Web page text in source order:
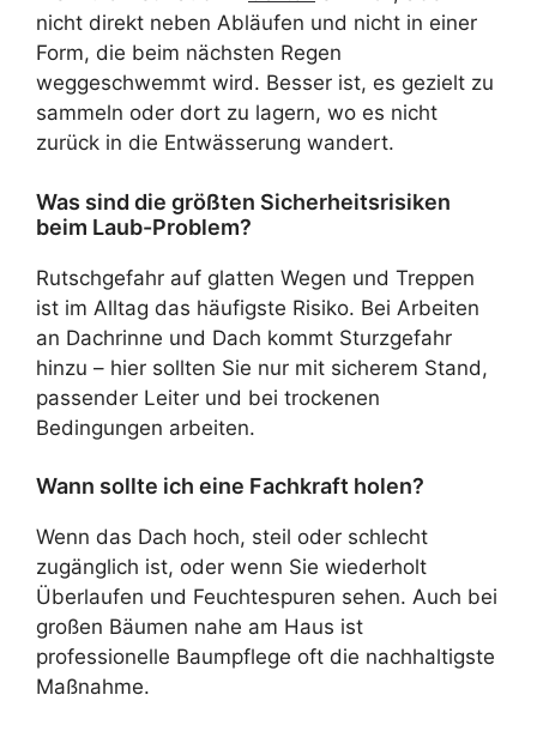
nicht direkt neben Abläufen und nicht in einer
Form, die beim nächsten Regen
weggeschwemmt wird. Besser ist, es gezielt zu
sammeln oder dort zu lagern, wo es nicht
zurück in die Entwässerung wandert.
Was sind die größten Sicherheitsrisiken
beim Laub-Problem?
Rutschgefahr auf glatten Wegen und Treppen
ist im Alltag das häufigste Risiko. Bei Arbeiten
an Dachrinne und Dach kommt Sturzgefahr
hinzu – hier sollten Sie nur mit sicherem Stand,
passender Leiter und bei trockenen
Bedingungen arbeiten.
Wann sollte ich eine Fachkraft holen?
Wenn das Dach hoch, steil oder schlecht
zugänglich ist, oder wenn Sie wiederholt
Überlaufen und Feuchtespuren sehen. Auch bei
großen Bäumen nahe am Haus ist
professionelle Baumpflege oft die nachhaltigste
Maßnahme.